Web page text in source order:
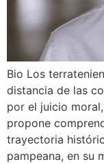
Bio Los
distancia de las
por el juicio
propone
trayectoria
pampeana, en su